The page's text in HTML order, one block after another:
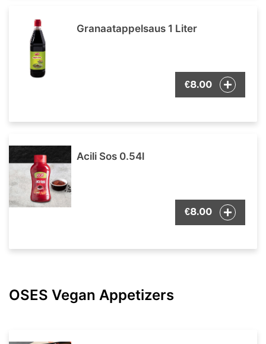
Granaatappelsaus 1 Liter
€8.00
Acili Sos 0.54l
€8.00
OSES Vegan Appetizers